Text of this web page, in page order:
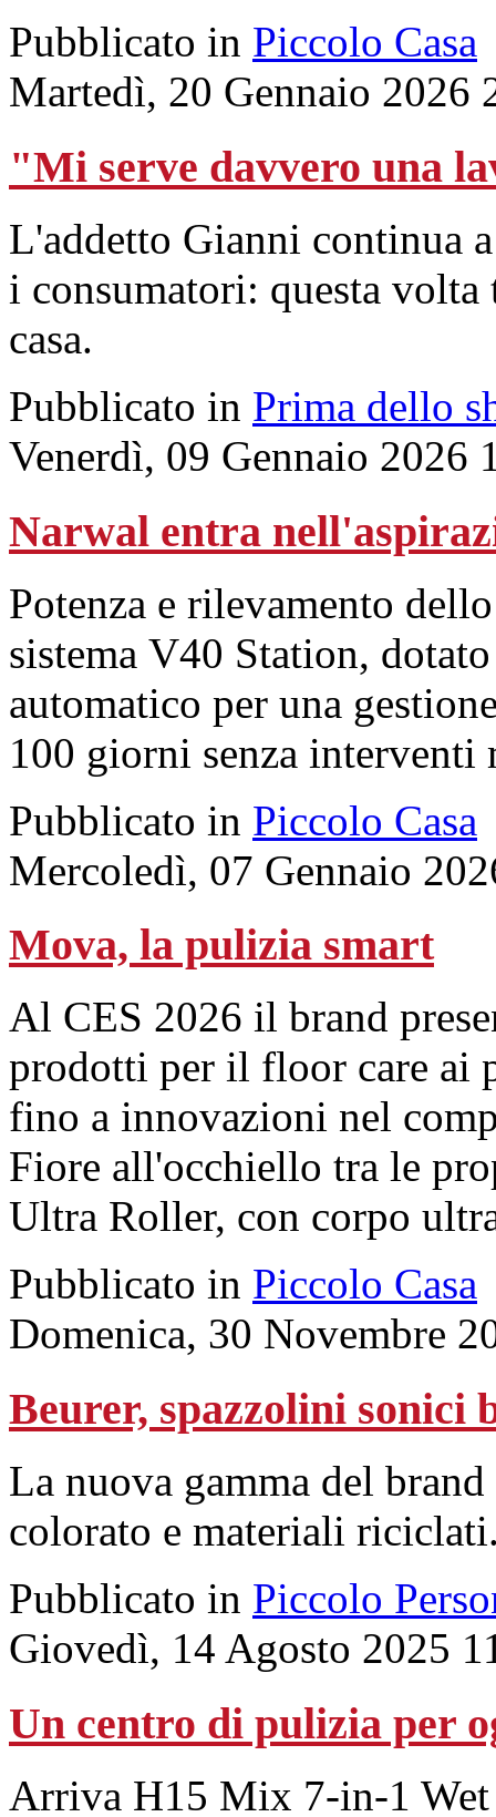
Pubblicato in Piccolo Casa
Martedì, 20 Gennaio 2026
"Mi serve davvero una
L'addetto Gianni continua
i consumatori: questa
casa.
Pubblicato in Prima dello
Venerdì, 09 Gennaio 2026
Narwal entra
Potenza e rilevamento
sistema V40 Station,
automatico per una
100 giorni senza interventi
Pubblicato in Piccolo Casa
Mercoledì, 07 Gennaio
Mova, la pulizia smart
Al CES 2026 il brand
prodotti per il floor care ai
fino a innovazioni nel
Fiore all'occhiello tra le
Ultra Roller, con corpo
Pubblicato in Piccolo Casa
Domenica, 30 Novembre
Beurer, spazzolini sonici
La nuova gamma del
colorato e materiali
Pubblicato in Piccolo
Giovedì, 14 Agosto 2025
Un centro di pulizia per
Arriva H15 Mix 7-in-1